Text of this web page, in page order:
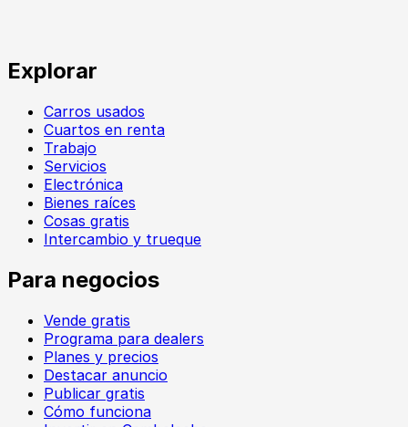
Explorar
Carros usados
Cuartos en renta
Trabajo
Servicios
Electrónica
Bienes raíces
Cosas gratis
Intercambio y trueque
Para negocios
Vende gratis
Programa para dealers
Planes y precios
Destacar anuncio
Publicar gratis
Cómo funciona